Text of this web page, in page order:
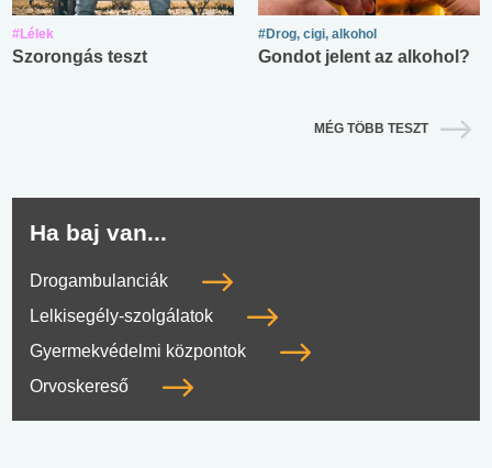
#Lélek
Szorongás teszt
#Drog, cigi, alkohol
Gondot jelent az alkohol?
MÉG TÖBB TESZT
Ha baj van...
Drogambulanciák
Lelkisegély-szolgálatok
Gyermekvédelmi központok
Orvoskereső